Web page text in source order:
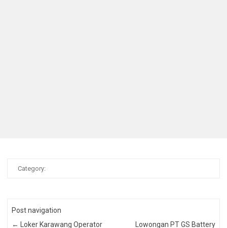
Category:
Post navigation
←
Loker Karawang Operator Lowongan PT GS Battery